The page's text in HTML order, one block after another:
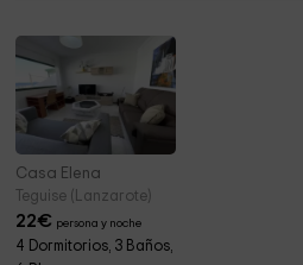
Casa Elena
Teguise (Lanzarote)
22€ persona y noche
4 Dormitorios, 3 Baños,